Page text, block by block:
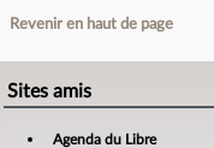
Revenir en haut de page
Sites amis
Agenda du Libre